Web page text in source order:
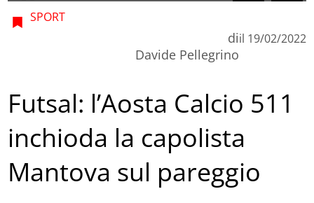
SPORT
di
Davide Pellegrino
il 19/02/2022
Futsal: l’Aosta Calcio 511
inchioda la capolista
Mantova sul pareggio